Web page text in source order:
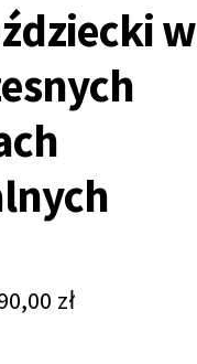
w
złCurrent